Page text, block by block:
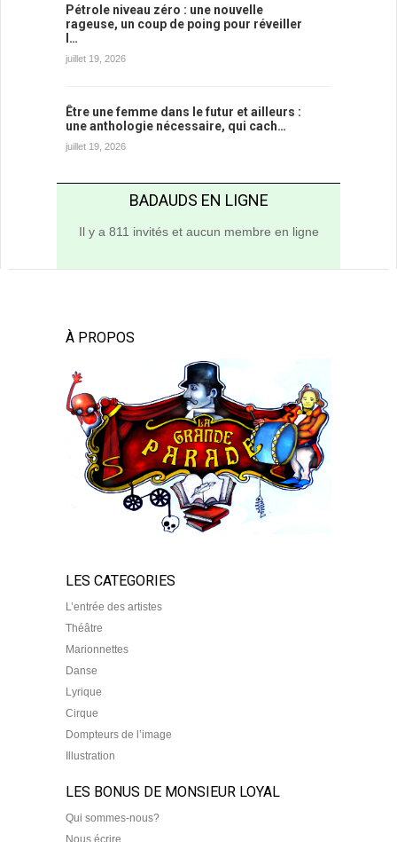
Pétrole niveau zéro : une nouvelle
rageuse, un coup de poing pour réveiller
l…
juillet 19, 2026
Être une femme dans le futur et ailleurs :
une anthologie nécessaire, qui cach…
juillet 19, 2026
BADAUDS EN LIGNE
Il y a 811 invités et aucun membre en ligne
À PROPOS
LES CATEGORIES
L’entrée des artistes
Théâtre
Marionnettes
Danse
Lyrique
Cirque
Dompteurs de l’image
Illustration
LES BONUS DE MONSIEUR LOYAL
Qui sommes-nous?
Nous écrire